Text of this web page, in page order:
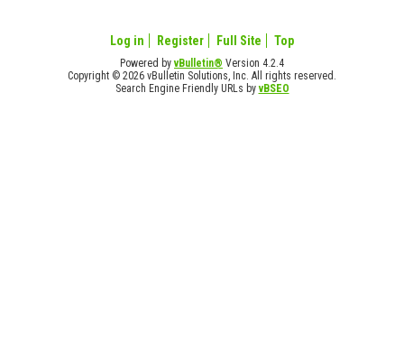
Log in Register Full Site Top
Powered byvBulletin® Version 4.2.4
Copyright © 2026 vBulletin Solutions, Inc. All rights reserved.
Search Engine Friendly URLs byvBSEO